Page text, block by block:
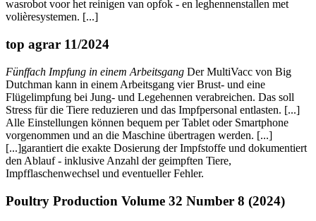
wasrobot voor het reinigen van opfok - en leghennenstallen met
volièresystemen. [...]
top agrar 11/2024
Fünffach Impfung in einem Arbeitsgang Der MultiVacc von Big
Dutchman kann in einem Arbeitsgang vier Brust- und eine
Flügelimpfung bei Jung- und Legehennen verabreichen. Das soll
Stress für die Tiere reduzieren und das Impfpersonal entlasten. [...]
Alle Einstellungen können bequem per Tablet oder Smartphone
vorgenommen und an die Maschine übertragen werden. [...]
[...]garantiert die exakte Dosierung der Impfstoffe und dokumentiert
den Ablauf - inklusive Anzahl der geimpften Tiere,
Impfflaschenwechsel und eventueller Fehler.
Poultry Production Volume 32 Number 8 (2024)